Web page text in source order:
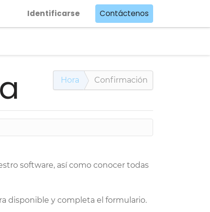
Identificarse Contáctenos
Hora Confirmación
software, así como conocer todas
disponible y completa el formulario.